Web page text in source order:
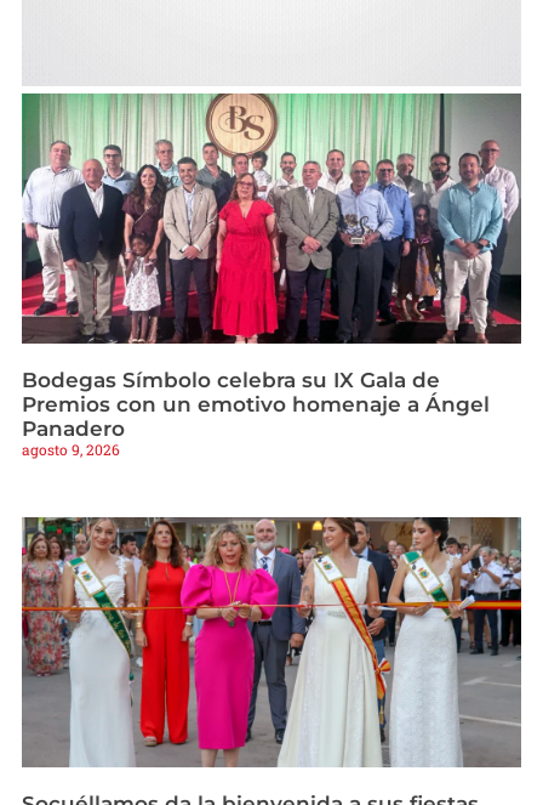
Bodegas Símbolo celebra su IX Gala de
Premios con un emotivo homenaje a Ángel
Panadero
agosto 9, 2026